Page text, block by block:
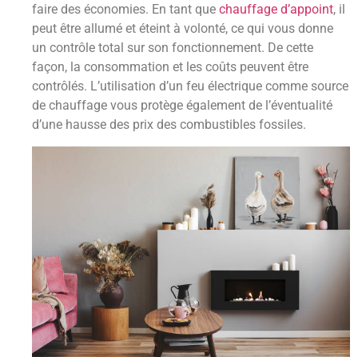
faire des économies. En tant que chauffage d’appoint, il
peut être allumé et éteint à volonté, ce qui vous donne
un contrôle total sur son fonctionnement. De cette
façon, la consommation et les coûts peuvent être
contrôlés. L’utilisation d’un feu électrique comme source
de chauffage vous protège également de l’éventualité
d’une hausse des prix des combustibles fossiles.